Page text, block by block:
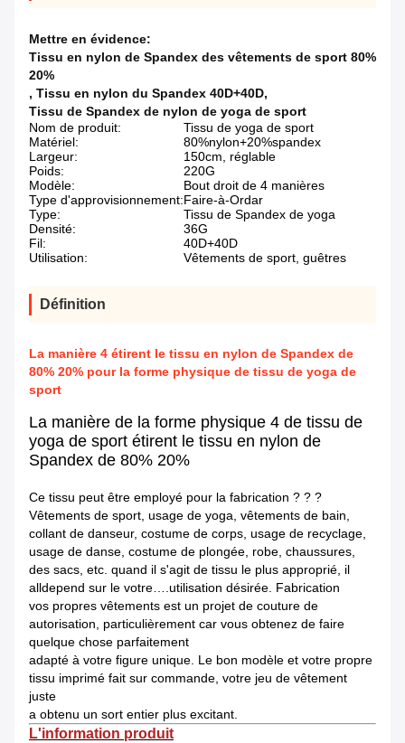
Mettre en évidence:
Tissu en nylon de Spandex des vêtements de sport 80%
20%
, Tissu en nylon du Spandex 40D+40D,
Tissu de Spandex de nylon de yoga de sport
Nom de produit:
Tissu de yoga de sport
Matériel:
80%nylon+20%spandex
Largeur:
150cm, réglable
Poids:
220G
Modèle:
Bout droit de 4 manières
Type d'approvisionnement:Faire-à-Ordar
Type:
Tissu de Spandex de yoga
Densité:
36G
Fil:
40D+40D
Utilisation:
Vêtements de sport, guêtres
Définition
La manière 4 étirent le tissu en nylon de Spandex de
80% 20% pour la forme physique de tissu de yoga de
sport
La manière de la forme physique 4 de tissu de
yoga de sport étirent le tissu en nylon de
Spandex de 80% 20%
Ce tissu peut être employé pour la fabrication ? ? ?
Vêtements de sport, usage de yoga, vêtements de bain,
collant de danseur, costume de corps, usage de recyclage,
usage de danse, costume de plongée, robe, chaussures,
des sacs, etc. quand il s'agit de tissu le plus approprié, il
alldepend sur le votre….utilisation désirée. Fabrication
vos propres vêtements est un projet de couture de
autorisation, particulièrement car vous obtenez de faire
quelque chose parfaitement
adapté à votre figure unique. Le bon modèle et votre propre
tissu imprimé fait sur commande, votre jeu de vêtement
juste
a obtenu un sort entier plus excitant.
L'information produit